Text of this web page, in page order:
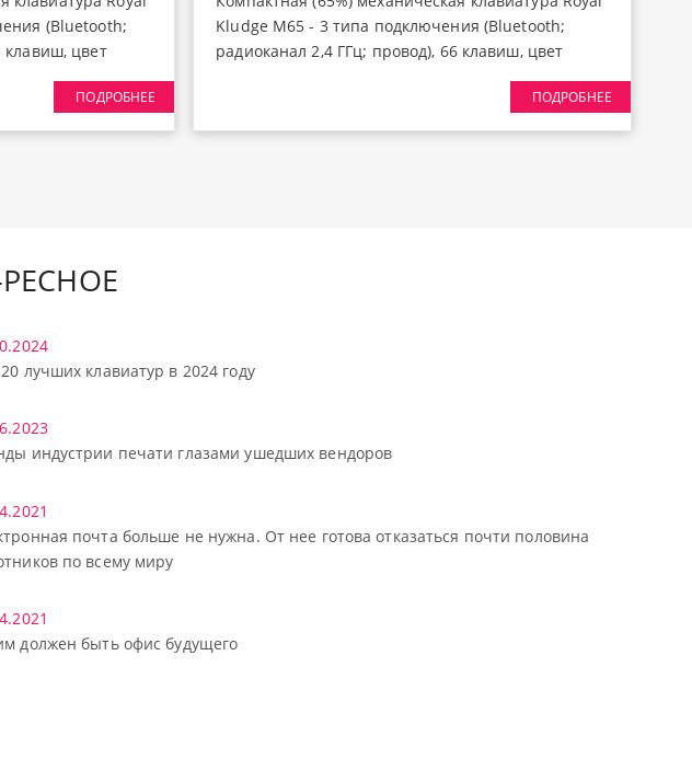
(Bluetooth;
клавиш, цвет
Beige, Gasket
/ RU - двойноеПОДРОБНЕЕ
Kludge M65 - 3 типа подключения (Bluetooth;
радиоканал 2,4 ГГц; провод), 66 клавиш, цвет
Famicom, переключатели RK Beige, Gasket Mount;
профиль PBT Cherry, EN / RU - двойное литье
(Double Shot), горячая замена переключателей
ПОДРОБНЕЕ
РЕСНОЕ
лучших клавиатур в 2024 году
индустрии печати глазами ушедших вендоров
почта больше не нужна. От нее готова отказаться почти половина
по всему миру
должен быть офис будущего